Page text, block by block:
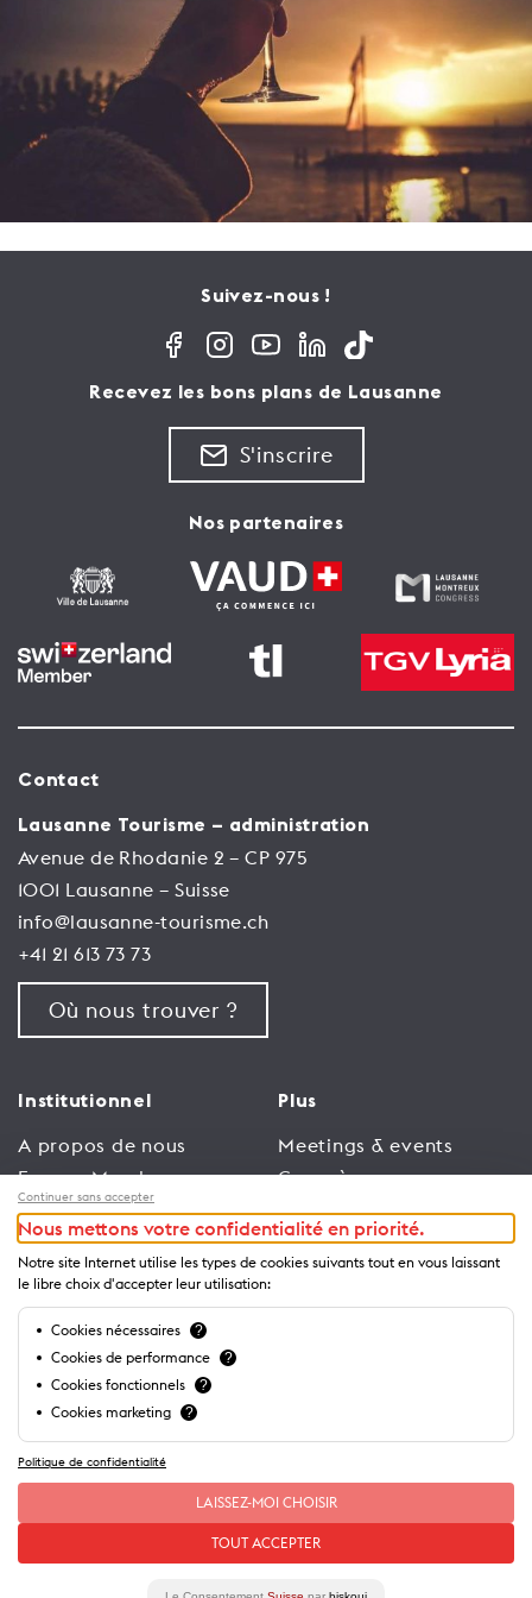
Suivez-nous !
Recevez les bons plans de Lausanne
S'inscrire
Nos partenaires
Contact
Lausanne Tourisme – administration
Avenue de Rhodanie 2 – CP 975
1001 Lausanne – Suisse
info@lausanne-tourisme.ch
+41 21 613 73 73
Où nous trouver ?
Institutionnel
A propos de nous
Espace Membres
Emploi
Conditions générales
d’utilisation
Politique de
confidentialité
Plus
Meetings & events
Congrès
Trade
Espace Médias
Annonceurs
Brochures et guides
Continuer sans accepter
Nous mettons votre confidentialité en priorité.
Notre site Internet utilise les types de cookies suivants tout en vous laissant
le libre choix d'accepter leur utilisation:
Cookies nécessaires ?
Cookies de performance ?
Cookies fonctionnels ?
Cookies marketing ?
Politique de confidentialité
LAISSEZ-MOI CHOISIR
TOUT ACCEPTER